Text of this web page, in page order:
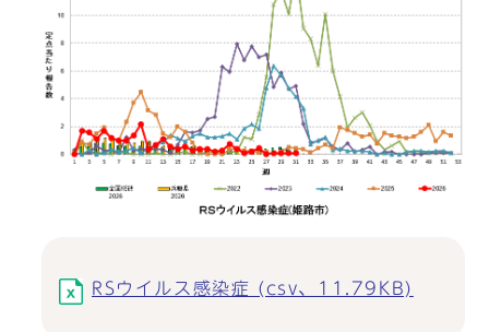
RSウイルス感染症 (csv、11.79KB)